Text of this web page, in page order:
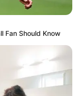
Fan Should Know